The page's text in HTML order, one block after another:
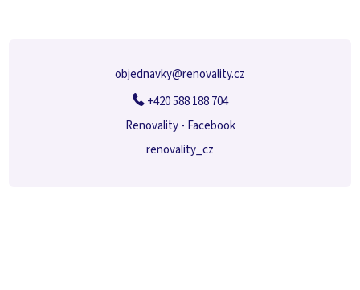
objednavky@renovality.cz
+420 588 188 704
Renovality - Facebook
renovality_cz